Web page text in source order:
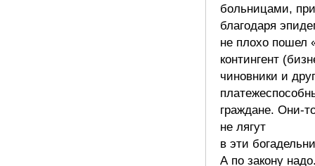
больницами,
благодаря
не плохо пошел
контингент
чиновники и
граждане. Они-
не лягут
в эти
А по закону